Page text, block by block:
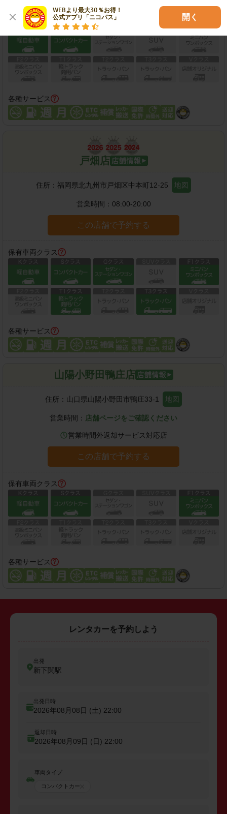
WEBより最大30％お得！
公式アプリ「ニコパス」
開く
保有車両クラス
各種サービス
戸畑店
住所： 福岡県北九州市戸畑区中本町12-25 地図
営業時間： 08:00-20:00
この店舗で予約する
保有車両クラス
各種サービス
山陽小野田鴨庄店
住所： 山口県山陽小野田市鴨庄33-1 地図
営業時間： 店舗ページをご確認ください
営業時間外返却サービス対応店
この店舗で予約する
保有車両クラス
各種サービス
レンタカーを予約しよう
出発
新下関駅
出発日時
2026年08月08日 (土) 22:00
返却日時
2026年08月09日 (日) 22:00
車両タイプ
コンパクトカー